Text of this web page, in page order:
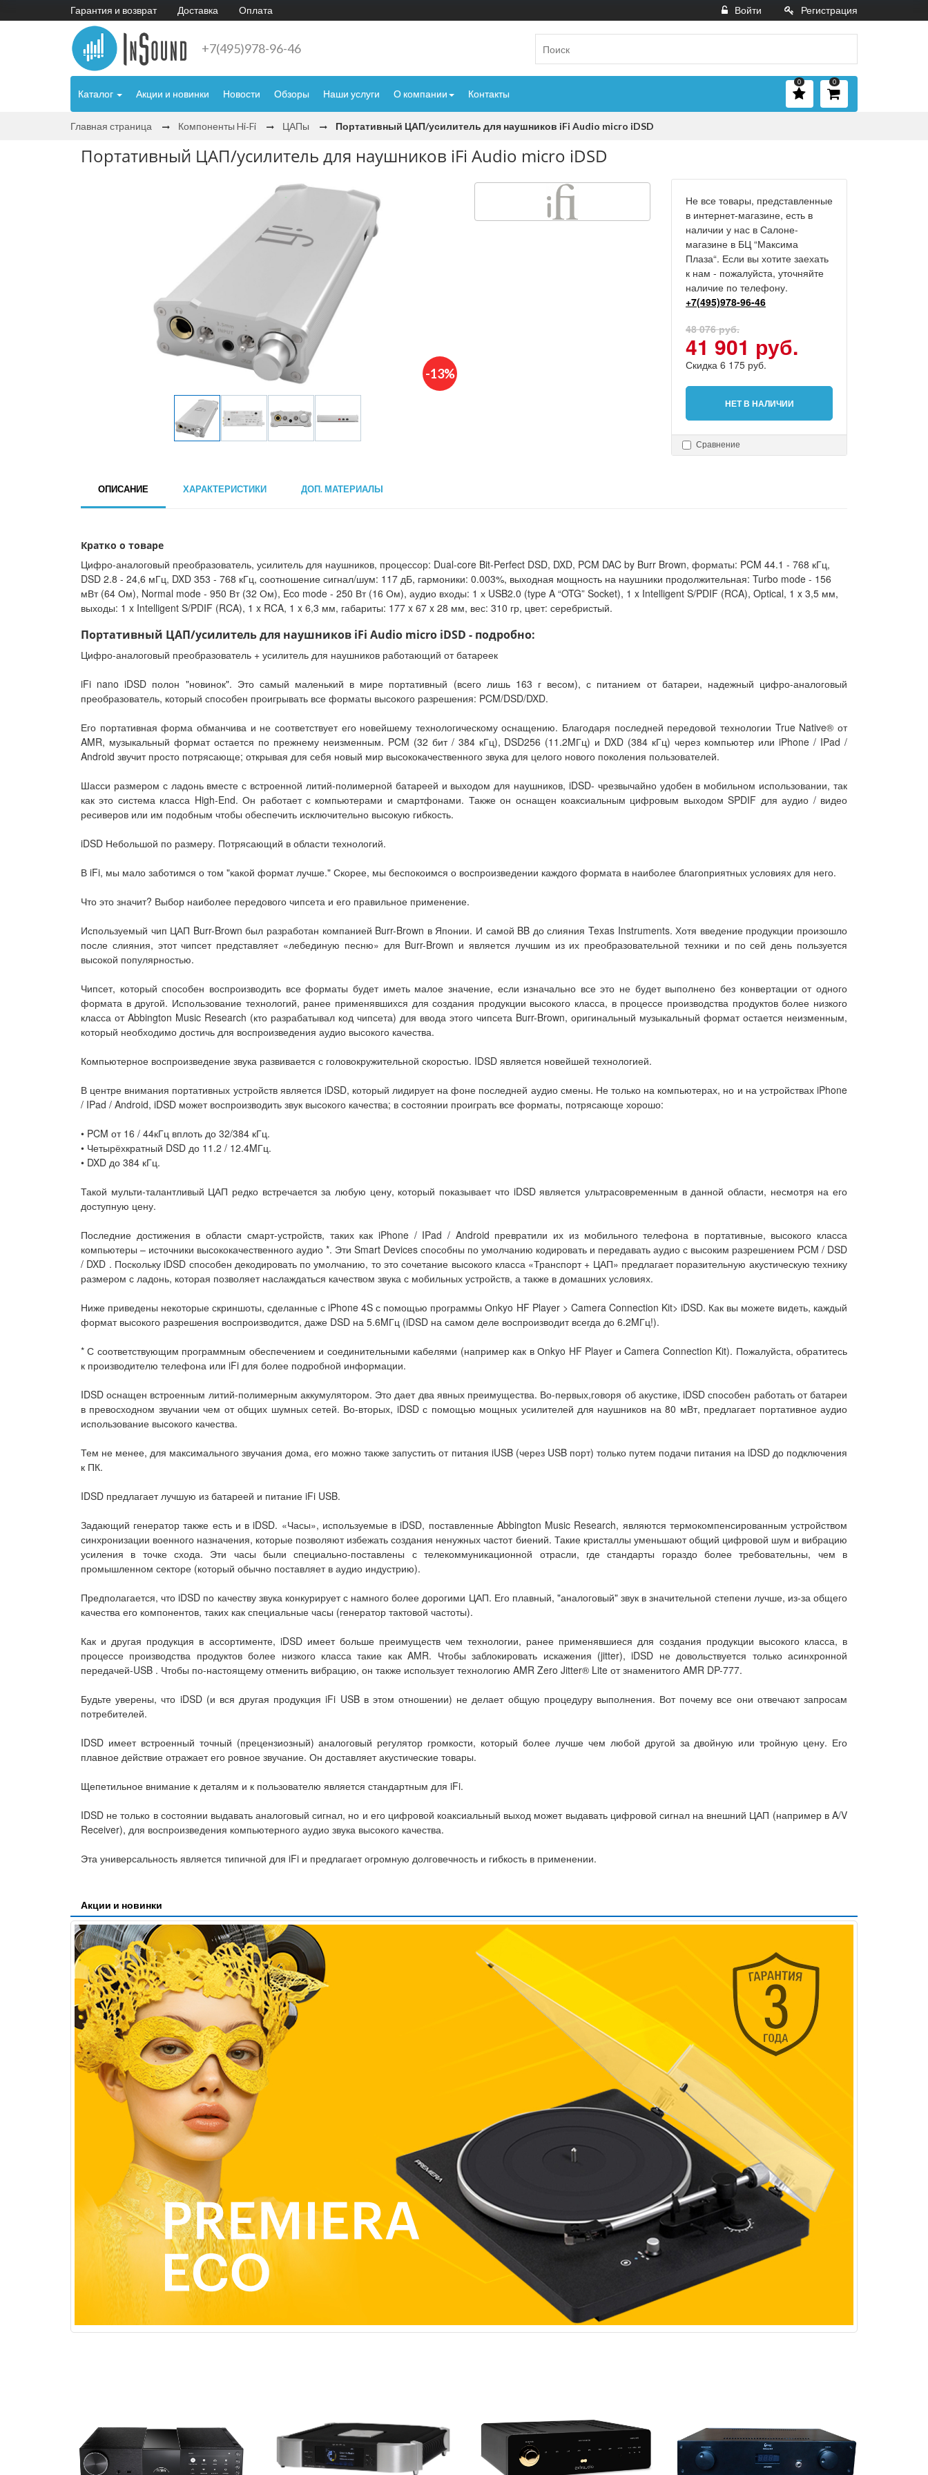
Гарантия и возврат Доставка Оплата Войти Регистрация
+7(495)978-96-46
Каталог Акции и новинки Новости Обзоры Наши услуги О компании Контакты
0
0
Главная страница Компоненты Hi‑Fi ЦАПы Портативный ЦАП/усилитель для наушников iFi Audio micro iDSD
Портативный ЦАП/усилитель для наушников iFi Audio micro iDSD
-13%
Не все товары, представленные
в интернет-магазине, есть в
наличии у нас в Салоне-
магазине в БЦ “Максима
Плаза“. Если вы хотите заехать
к нам - пожалуйста, уточняйте
наличие по телефону.
+7(495)978-96-46
48 076 руб.
41 901 руб.
Скидка 6 175 руб.
НЕТ В НАЛИЧИИ
Сравнение
ОПИСАНИЕ ХАРАКТЕРИСТИКИ ДОП. МАТЕРИАЛЫ
Кратко о товаре
Цифро-аналоговый преобразователь, усилитель для наушников, процессор: Dual-core Bit-Perfect DSD, DXD, PCM DAC by Burr Brown, форматы: PCM 44.1 - 768 кГц,
DSD 2.8 - 24,6 мГц, DXD 353 - 768 кГц, соотношение сигнал/шум: 117 дБ, гармоники: 0.003%, выходная мощность на наушники продолжительная: Turbo mode - 156
мВт (64 Ом), Normal mode - 950 Вт (32 Ом), Eco mode - 250 Вт (16 Ом), аудио входы: 1 х USB2.0 (type A “OTG” Socket), 1 x Intelligent S/PDIF (RCA), Optical, 1 x 3,5 мм,
выходы: 1 x Intelligent S/PDIF (RCA), 1 x RCA, 1 x 6,3 мм, габариты: 177 x 67 x 28 мм, вес: 310 гр, цвет: серебристый.
Портативный ЦАП/усилитель для наушников iFi Audio micro iDSD - подробно:
Цифро-аналоговый преобразователь + усилитель для наушников работающий от батареек
iFi nano iDSD полон "новинок". Это самый маленький в мире портативный (всего лишь 163 г весом), с питанием от батареи, надежный цифро-аналоговый
преобразователь, который способен проигрывать все форматы высокого разрешения: PCM/DSD/DXD.
Его портативная форма обманчива и не соответствует его новейшему технологическому оснащению. Благодаря последней передовой технологии True Native® от
AMR, музыкальный формат остается по прежнему неизменным. PCM (32 бит / 384 кГц), DSD256 (11.2MГц) и DXD (384 кГц) через компьютер или iPhone / IPad /
Android звучит просто потрясающе; открывая для себя новый мир высококачественного звука для целого нового поколения пользователей.
Шасси размером с ладонь вместе с встроенной литий-полимерной батареей и выходом для наушников, iDSD- чрезвычайно удобен в мобильном использовании, так
как это система класса High-End. Он работает с компьютерами и смартфонами. Также он оснащен коаксиальным цифровым выходом SPDIF для аудио / видео
ресиверов или им подобным чтобы обеспечить исключительно высокую гибкость.
iDSD Небольшой по размеру. Потрясающий в области технологий.
В iFi, мы мало заботимся о том "какой формат лучше." Скорее, мы беспокоимся о воспроизведении каждого формата в наиболее благоприятных условиях для него.
Что это значит? Выбор наиболее передового чипсета и его правильное применение.
Используемый чип ЦАП Burr-Brown был разработан компанией Burr-Brown в Японии. И самой BB до слияния Texas Instruments. Хотя введение продукции произошло
после слияния, этот чипсет представляет «лебединую песню» для Burr-Brown и является лучшим из их преобразовательной техники и по сей день пользуется
высокой популярностью.
Чипсет, который способен воспроизводить все форматы будет иметь малое значение, если изначально все это не будет выполнено без конвертации от одного
формата в другой. Использование технологий, ранее применявшихся для создания продукции высокого класса, в процессе производства продуктов более низкого
класса от Abbington Music Research (кто разрабатывал код чипсета) для ввода этого чипсета Burr-Brown, оригинальный музыкальный формат остается неизменным,
который необходимо достичь для воспроизведения аудио высокого качества.
Компьютерное воспроизведение звука развивается с головокружительной скоростью. IDSD является новейшей технологией.
В центре внимания портативных устройств является iDSD, который лидирует на фоне последней аудио смены. Не только на компьютерах, но и на устройствах iPhone
/ IPad / Android, iDSD может воспроизводить звук высокого качества; в состоянии проиграть все форматы, потрясающе хорошо:
• PCM от 16 / 44кГц вплоть до 32/384 кГц.
• Четырёхкратный DSD до 11.2 / 12.4MГц.
• DXD до 384 кГц.
Такой мульти-талантливый ЦАП редко встречается за любую цену, который показывает что iDSD является ультрасовременным в данной области, несмотря на его
доступную цену.
Последние достижения в области смарт-устройств, таких как iPhone / IPad / Android превратили их из мобильного телефона в портативные, высокого класса
компьютеры – источники высококачественного аудио *. Эти Smart Devices способны по умолчанию кодировать и передавать аудио с высоким разрешением PCM / DSD
/ DXD . Поскольку iDSD способен декодировать по умолчанию, то это сочетание высокого класса «Транспорт + ЦАП» предлагает поразительную акустическую технику
размером с ладонь, которая позволяет наслаждаться качеством звука с мобильных устройств, а также в домашних условиях.
Ниже приведены некоторые скриншоты, сделанные с iPhone 4S с помощью программы Оnkyo HF Player > Camera Connection Kit> iDSD. Как вы можете видеть, каждый
формат высокого разрешения воспроизводится, даже DSD на 5.6MГц (iDSD на самом деле воспроизводит всегда до 6.2MГц!).
* С соответствующим программным обеспечением и соединительными кабелями (например как в Оnkyo HF Player и Camera Connection Kit). Пожалуйста, обратитесь
к производителю телефона или iFi для более подробной информации.
IDSD оснащен встроенным литий-полимерным аккумулятором. Это дает два явных преимущества. Во-первых,говоря об акустике, iDSD способен работать от батареи
в превосходном звучании чем от общих шумных сетей. Во-вторых, iDSD с помощью мощных усилителей для наушников на 80 мВт, предлагает портативное аудио
использование высокого качества.
Тем не менее, для максимального звучания дома, его можно также запустить от питания iUSB (через USB порт) только путем подачи питания на iDSD до подключения
к ПК.
IDSD предлагает лучшую из батареей и питание iFi USB.
Задающий генератор также есть и в iDSD. «Часы», используемые в iDSD, поставленные Abbington Music Research, являются термокомпенсированным устройством
синхронизации военного назначения, которые позволяют избежать создания ненужных частот биений. Такие кристаллы уменьшают общий цифровой шум и вибрацию
усиления в точке схода. Эти часы были специально-поставлены с телекоммуникационной отрасли, где стандарты гораздо более требовательны, чем в
промышленном секторе (который обычно поставляет в аудио индустрию).
Предполагается, что iDSD по качеству звука конкурирует с намного более дорогими ЦАП. Его плавный, "аналоговый" звук в значительной степени лучше, из-за общего
качества его компонентов, таких как специальные часы (генератор тактовой частоты).
Как и другая продукция в ассортименте, iDSD имеет больше преимуществ чем технологии, ранее применявшиеся для создания продукции высокого класса, в
процессе производства продуктов более низкого класса такие как AMR. Чтобы заблокировать искажения (jitter), iDSD не довольствуется только асинхронной
передачей-USB . Чтобы по-настоящему отменить вибрацию, он также использует технологию AMR Zero Jitter® Lite от знаменитого AMR DP-777.
Будьте уверены, что iDSD (и вся другая продукция iFi USB в этом отношении) не делает общую процедуру выполнения. Вот почему все они отвечают запросам
потребителей.
IDSD имеет встроенный точный (прецензиозный) аналоговый регулятор громкости, который более лучше чем любой другой за двойную или тройную цену. Его
плавное действие отражает его ровное звучание. Он доставляет акустические товары.
Щепетильное внимание к деталям и к пользователю является стандартным для iFi.
IDSD не только в состоянии выдавать аналоговый сигнал, но и его цифровой коаксиальный выход может выдавать цифровой сигнал на внешний ЦАП (например в A/V
Receiver), для воспроизведения компьютерного аудио звука высокого качества.
Эта универсальность является типичной для iFi и предлагает огромную долговечность и гибкость в применении.
Акции и новинки